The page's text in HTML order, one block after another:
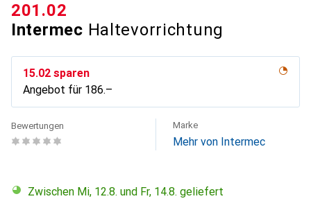
Intermec Haltevorrichtung
CHF
201.02
CHF
15.02 sparen
Angebot für CHF
186.–
Bewertungen Marke
Mehr von Intermec
Zwischen Mi, 12.8. und Fr, 14.8. geliefert